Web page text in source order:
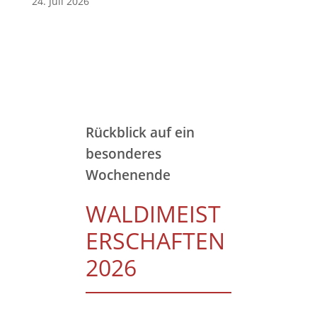
Rückblick auf ein
besonderes
Wochenende
WALDIMEIST
ERSCHAFTEN
2026